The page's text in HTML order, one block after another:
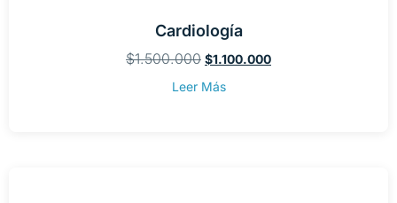
Cardiología
$1.500.000 $1.100.000
Leer Más